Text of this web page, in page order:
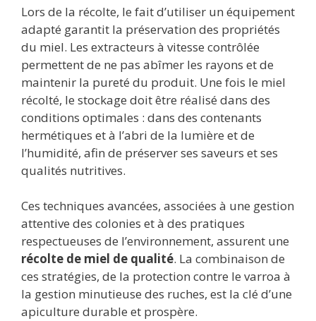
Lors de la récolte, le fait d’utiliser un équipement
adapté garantit la préservation des propriétés
du miel. Les extracteurs à vitesse contrôlée
permettent de ne pas abîmer les rayons et de
maintenir la pureté du produit. Une fois le miel
récolté, le stockage doit être réalisé dans des
conditions optimales : dans des contenants
hermétiques et à l’abri de la lumière et de
l’humidité, afin de préserver ses saveurs et ses
qualités nutritives.
Ces techniques avancées, associées à une gestion
attentive des colonies et à des pratiques
respectueuses de l’environnement, assurent une
récolte de miel de qualité. La combinaison de
ces stratégies, de la protection contre le varroa à
la gestion minutieuse des ruches, est la clé d’une
apiculture durable et prospère.